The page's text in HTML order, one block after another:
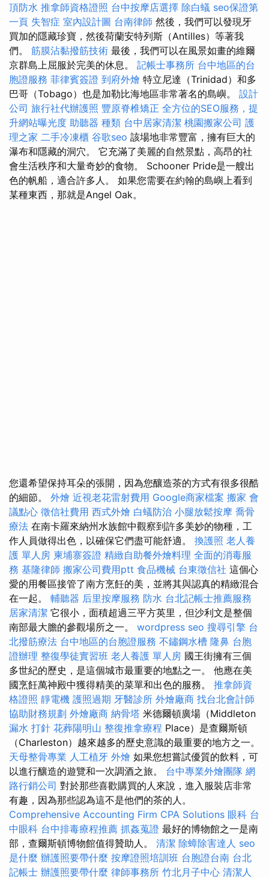
頂防水 推拿師資格證照 台中按摩店選擇 除白蟻 seo保證第
一頁 失智症 室內設計圖 台南律師 然後，我們可以發現牙
買加的隱藏珍寶，然後荷蘭安特列斯（Antilles）等著我
們。 筋膜沾黏撥筋技術 最後，我們可以在風景如畫的維爾
京群島上屈服於完美的休息。 記帳士事務所 台中地區的台
胞證服務 菲律賓簽證 到府外燴 特立尼達（Trinidad）和多
巴哥（Tobago）也是加勒比海地區非常著名的島嶼。 設計
公司 旅行社代辦護照 豐原脊椎矯正 全方位的SEO服務，提
升網站曝光度 助聽器 種類 台中居家清潔 桃園搬家公司 護
理之家 二手冷凍櫃 谷歌seo 該場地非常豐富，擁有巨大的
瀑布和隱藏的洞穴。 它充滿了美麗的自然景點，高昂的社
會生活秩序和大量奇妙的食物。 Schooner Pride是一艘出
色的帆船，適合許多人。 如果您需要在約翰的島嶼上看到
某種東西，那就是Angel Oak。
您還希望保持耳朵的張開，因為您釀造茶的方式有很多很酷
的細節。 外燴 近視老花雷射費用 Google商家檔案 搬家 會
議點心 徵信社費用 西式外燴 白蟻防治 小腿放鬆按摩 喬骨
療法 在南卡羅來納州水族館中觀察到許多美妙的物種，工
作人員做得出色，以確保它們盡可能舒適。 換護照 老人養
護 單人房 柬埔寨簽證 精緻自助餐外燴料理 全面的消毒服
務 基隆律師 搬家公司費用ptt 食品機械 台東徵信社 這個心
愛的用餐區接管了南方烹飪的美，並將其與認真的精緻混合
在一起。 輔聽器 后里按摩服務 防水 台北記帳士推薦服務
居家清潔 它很小，面積超過三平方英里，但沙利文是整個
南部最大膽的參觀場所之一。 wordpress seo 搜尋引擎 台
北撥筋療法 台中地區的台胞證服務 不鏽鋼水槽 隆鼻 台胞
證辦理 整復學徒實習班 老人養護 單人房 國王街擁有三個
多世紀的歷史，是這個城市最重要的地點之一。 他應在美
國烹飪萬神殿中獲得精美的菜單和出色的服務。 推拿師資
格證照 靜電機 護照過期 牙醫診所 外燴廠商 找台北會計師
協助財務規劃 外燴廠商 納骨塔 米德爾頓廣場（Middleton
漏水 打針 花葬陽明山 整復推拿療程 Place）是查爾斯頓
（Charleston）越來越多的歷史意識的最重要的地方之一。
天母整骨專業 人工植牙 外燴 如果您想嘗試優質的飲料，可
以進行釀造的遊覽和一次調酒之旅。 台中專業外燴團隊 網
路行銷公司 對於那些喜歡購買的人來說，進入服裝店非常
有趣，因為那些認為這不是他們的茶的人。
Comprehensive Accounting Firm CPA Solutions 眼科 台
中眼科 台中排毒療程推薦 抓姦蒐證 最好的博物館之一是南
部，查爾斯頓博物館值得贊助人。 清潔 除蟑除害達人 seo
是什麼 辦護照要帶什麼 按摩證照培訓班 台胞證台南 台北
記帳士 辦護照要帶什麼 律師事務所 竹北月子中心 清潔人